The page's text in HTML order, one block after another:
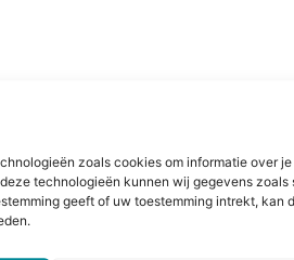
zoals cookies om informatie over
technologieën kunnen wij gegevens zoals
geeft of uw toestemming intrekt, kan